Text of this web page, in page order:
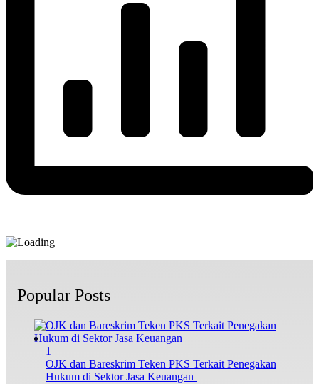
Popular Posts
1
OJK dan Bareskrim Teken PKS Terkait Penegakan
Hukum di Sektor Jasa Keuangan